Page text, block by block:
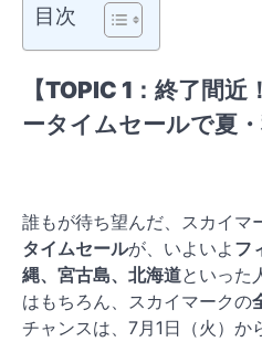
目次
【TOPIC 1：終了間
ータイムセールで夏
誰もが待ち望んだ、スカイマ
タイムセールが、いよいよ フ
縄、宮古島、北海道といった
はもちろん、スカイマークの
チャンスは、7月1日（火）